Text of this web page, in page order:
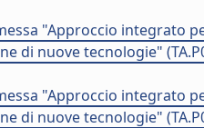
"Approccio integrato
di nuove tecnologie"
"Approccio integrato
di nuove tecnologie"